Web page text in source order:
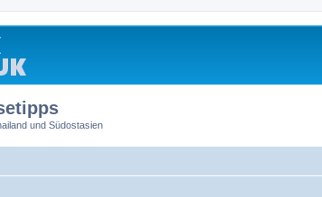
und Südostasien